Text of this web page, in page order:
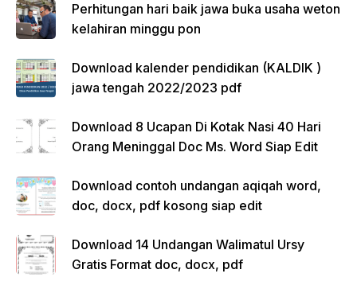
Perhitungan hari baik jawa buka usaha weton
kelahiran minggu pon
Download kalender pendidikan (KALDIK )
jawa tengah 2022/2023 pdf
Download 8 Ucapan Di Kotak Nasi 40 Hari
Orang Meninggal Doc Ms. Word Siap Edit
Download contoh undangan aqiqah word,
doc, docx, pdf kosong siap edit
Download 14 Undangan Walimatul Ursy
Gratis Format doc, docx, pdf